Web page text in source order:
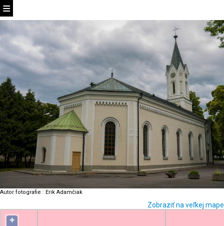
Autor fotografie : Erik Adamčiak
Zobraziť na veľkej mape
+